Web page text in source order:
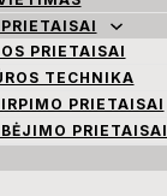
PRIETAISAI
TECHNIKA
PRIETAISAI
PRIETAISAI